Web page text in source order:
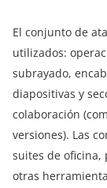
El conjunto de
utilizados:
subrayado,
diapositivas y
colaboración
versiones). Las
suites de oficina,
otras